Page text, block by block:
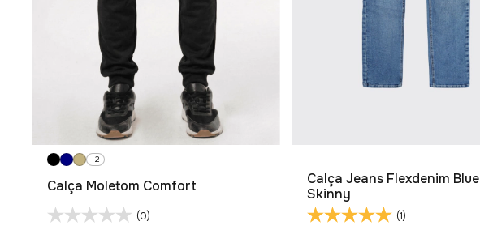
+2
Calça Moletom Comfort
(0)
Calça Jeans Flexdenim Blue
Skinny
(1)